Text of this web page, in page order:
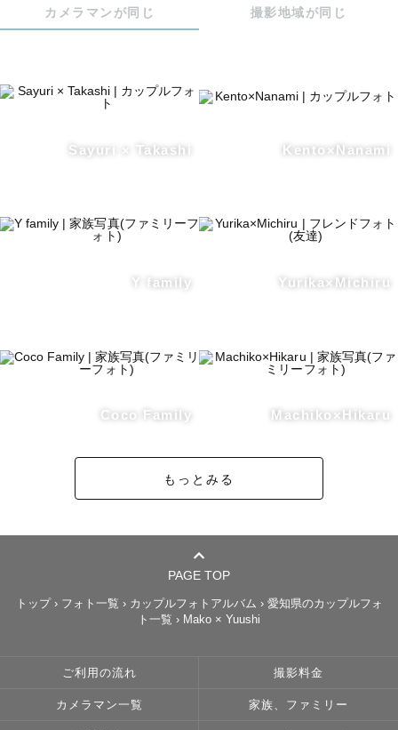
カメラマンが同じ 撮影地域が同じ
Sayuri × Takashi Kento×Nanami
Y family Yurika×Michiru
Coco Family Machiko×Hikaru
もっとみる
PAGE TOP
トップ› フォト一覧 › カップルフォトアルバム › 愛知県のカップルフォ
ト一覧 › Mako × Yuushi
ご利用の流れ 撮影料金
カメラマン一覧 家族、ファミリー